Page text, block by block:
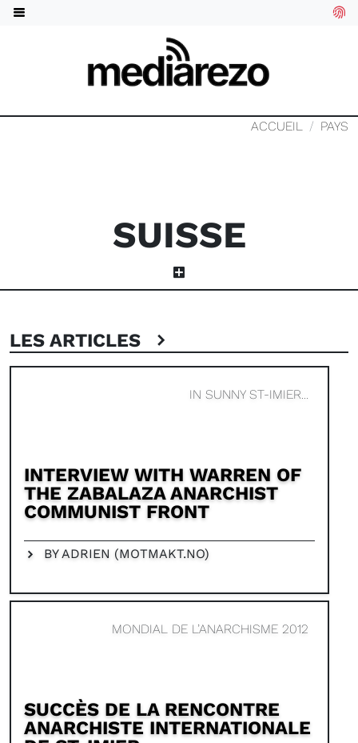
ACCUEIL PAYS
SUISSE
LES ARTICLES
IN SUNNY ST-IMIER...
INTERVIEW WITH WARREN OF
THE ZABALAZA ANARCHIST
COMMUNIST FRONT
BY ADRIEN (MOTMAKT.NO)
MONDIAL DE L’ANARCHISME 2012
SUCCÈS DE LA RENCONTRE
ANARCHISTE INTERNATIONALE